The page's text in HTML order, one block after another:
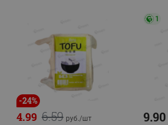
-24%
6.59
4.99 руб./шт
1
9.90